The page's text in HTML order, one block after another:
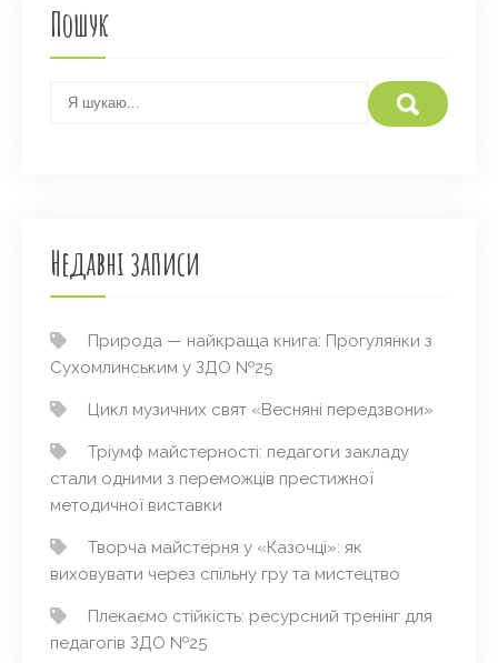
Пошук
Недавні записи
Природа — найкраща книга: Прогулянки з
Сухомлинським у ЗДО №25
Цикл музичних свят «Весняні передзвони»
Тріумф майстерності: педагоги закладу
стали одними з переможців престижної
методичної виставки
Творча майстерня у «Казочці»: як
виховувати через спільну гру та мистецтво
Плекаємо стійкість: ресурсний тренінг для
педагогів ЗДО №25